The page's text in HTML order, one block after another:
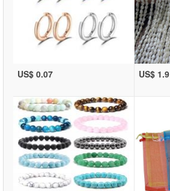
US$ 0.07 US$ 1.9